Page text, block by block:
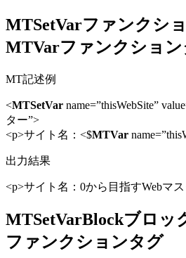
MTSetVarファンクシ
MTVarファンクショ
MT記述例
<MTSetVar name=”thisWebSite”
ター”>
<p>サイト名：<$MTVar
出力結果
<p>サイト名：0から目指すWebマ
MTSetVarBlockブロッ
ファンクションタグ